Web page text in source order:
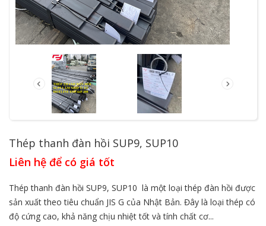
Thép thanh đàn hồi SUP9, SUP10
Liên hệ để có giá tốt
Thép thanh đàn hồi SUP9, SUP10 là một loại thép đàn hồi được
sản xuất theo tiêu chuẩn JIS G của Nhật Bản. Đây là loại thép có
độ cứng cao, khả năng chịu nhiệt tốt và tính chất cơ...